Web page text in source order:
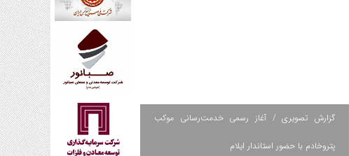
گزارش تصویری / آغاز رسمی خدمت‌رسانی موکب
پتروخادم با حضور استاندار ایلام